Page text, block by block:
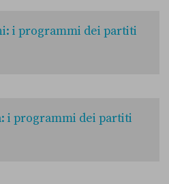
i programmi dei partiti
i programmi dei partiti